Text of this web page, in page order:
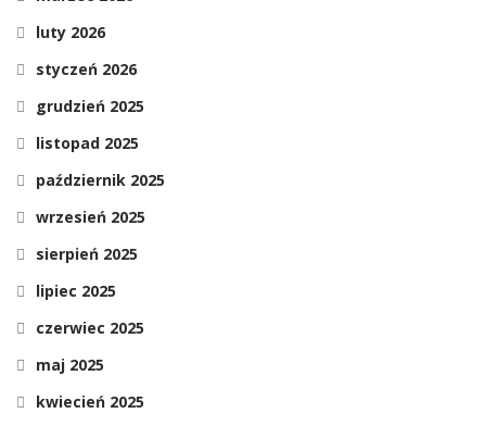
luty 2026
styczeń 2026
grudzień 2025
listopad 2025
październik 2025
wrzesień 2025
sierpień 2025
lipiec 2025
czerwiec 2025
maj 2025
kwiecień 2025